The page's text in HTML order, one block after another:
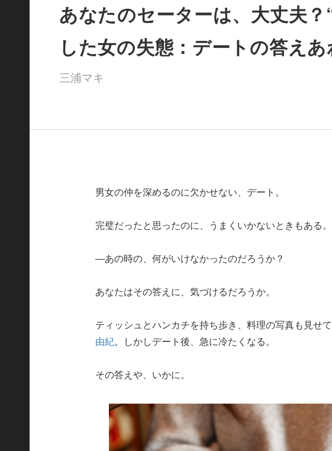
あなたのセーターは、大丈夫
した女の失態：デートの答えあ
三浦マキ
男女の仲を深めるのに欠かせない、デート。
完璧だったと思ったのに、うまくいかないときもある
―あの時の、何がいけなかったのだろうか？
あなたはその答えに、気づけるだろうか。
ティッシュとハンカチを持ち歩き、料理の写真も見せ
由紀。しかしデート後、急に冷たくなる。
その答えや、いかに。